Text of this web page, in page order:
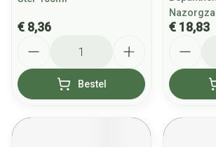
€ 8,36
Bestel
€ 18,83